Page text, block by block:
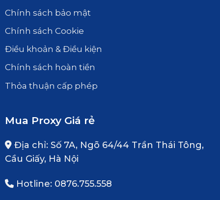
Chính sách bảo mật
Chính sách Cookie
Điều khoản & Điều kiện
Chính sách hoàn tiền
Thỏa thuận cấp phép
Mua Proxy Giá rẻ
Địa chỉ: Số 7A, Ngõ 64/44 Trần Thái Tông,
Cầu Giấy, Hà Nội
Hotline: 0876.755.558